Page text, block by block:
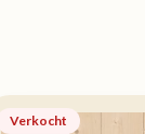
Verkocht